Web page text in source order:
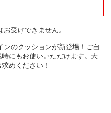
受けできません。
のクッションが新登場！ご自
にもお使いいただけます。大
めください！